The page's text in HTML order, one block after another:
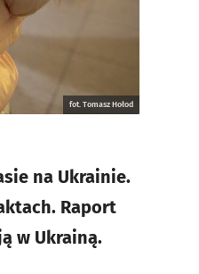
fot. Tomasz Hołod
na Ukrainie.
Raport
w Ukrainą.